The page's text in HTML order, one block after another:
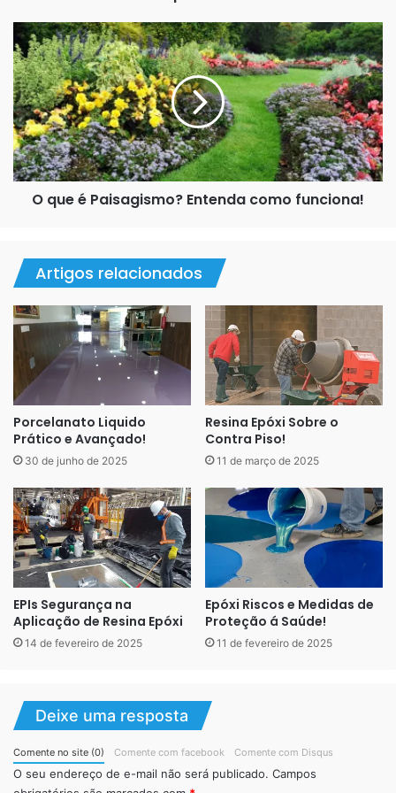
LiquidPiso
que
é
Paisagismo?
Entenda
como
funciona!
O que é Paisagismo? Entenda como funciona!
Artigos relacionados
Porcelanato Liquido
Prático e Avançado!
30 de junho de 2025
Resina Epóxi Sobre o
Contra Piso!
11 de março de 2025
EPIs Segurança na
Aplicação de Resina Epóxi
14 de fevereiro de 2025
Epóxi Riscos e Medidas de
Proteção á Saúde!
11 de fevereiro de 2025
Deixe uma resposta
Comente no site (0) Comente com facebook Comente com Disqus
O seu endereço de e-mail não será publicado. Campos